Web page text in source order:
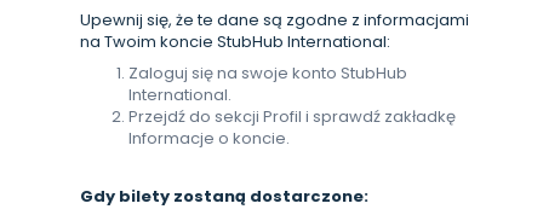
Upewnij się, że te dane są zgodne z informacjami
na Twoim koncie StubHub International:
Zaloguj się na swoje konto StubHub
International.
Przejdź do sekcji Profil i sprawdź zakładkę
Informacje o koncie.
Gdy bilety zostaną dostarczone: